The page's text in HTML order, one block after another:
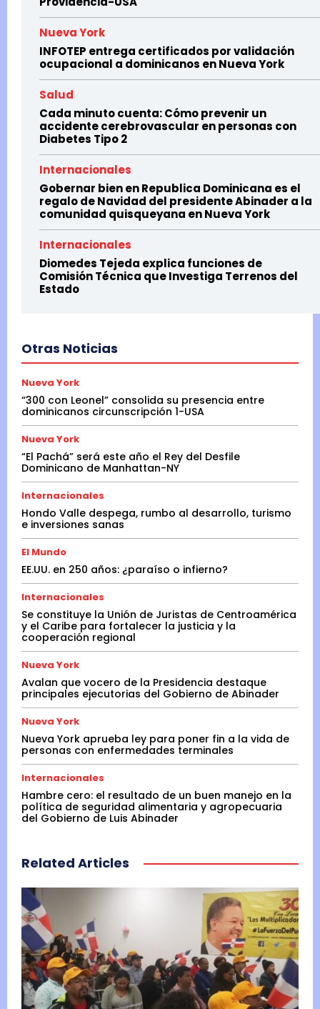
Nueva York
INFOTEP entrega certificados por validación
ocupacional a dominicanos en Nueva York
Salud
Cada minuto cuenta: Cómo prevenir un
accidente cerebrovascular en personas con
Diabetes Tipo 2
Internacionales
Gobernar bien en Republica Dominicana es el
regalo de Navidad del presidente Abinader a la
comunidad quisqueyana en Nueva York
Internacionales
Diomedes Tejeda explica funciones de
Comisión Técnica que Investiga Terrenos del
Estado
Otras Noticias
Nueva York
“300 con Leonel” consolida su presencia entre
dominicanos circunscripción 1-USA
Nueva York
“El Pachá” será este año el Rey del Desfile
Dominicano de Manhattan-NY
Internacionales
Hondo Valle despega, rumbo al desarrollo, turismo
e inversiones sanas
El Mundo
EE.UU. en 250 años: ¿paraíso o infierno?
Internacionales
Se constituye la Unión de Juristas de Centroamérica
y el Caribe para fortalecer la justicia y la
cooperación regional
Nueva York
Avalan que vocero de la Presidencia destaque
principales ejecutorias del Gobierno de Abinader
Nueva York
Nueva York aprueba ley para poner fin a la vida de
personas con enfermedades terminales
Internacionales
Hambre cero: el resultado de un buen manejo en la
política de seguridad alimentaria y agropecuaria
del Gobierno de Luis Abinader
Related Articles